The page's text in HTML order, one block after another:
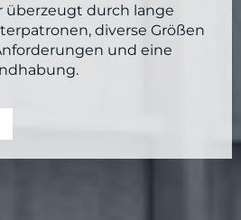
überzeugt durch lange
diverse Größen
und eine